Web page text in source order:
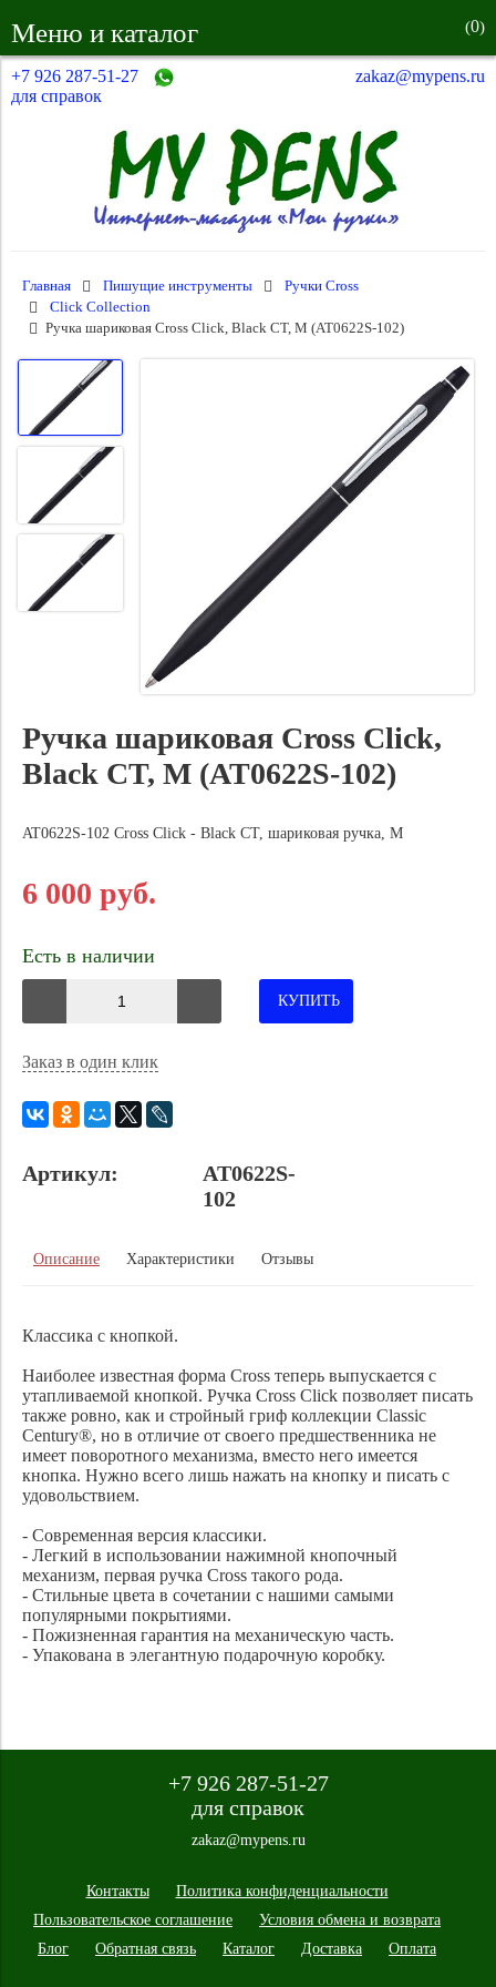
Меню и каталог (0)
+7 926 287-51-27
для справок
zakaz@mypens.ru
Главная Пишущие инструменты
Ручки Cross
Click Collection
Ручка шариковая Cross Click, Black CT, M (AT0622S-102)
Ручка шариковая Cross Click,
Black CT, M (AT0622S-102)
AT0622S-102 Cross Click - Black CT, шариковая ручка, M
6 000 руб.
Есть в наличии
КУПИТЬ
Заказ в один клик
Артикул:
AT0622S-
102
Описание Характеристики Отзывы
Классика с кнопкой.
Наиболее известная форма Cross теперь выпускается с
утапливаемой кнопкой. Ручка Cross Click позволяет писать
также ровно, как и стройный гриф коллекции Classic
Century®, но в отличие от своего предшественника не
имеет поворотного механизма, вместо него имеется
кнопка. Нужно всего лишь нажать на кнопку и писать с
удовольствием.
- Современная версия классики.
- Легкий в использовании нажимной кнопочный
механизм, первая ручка Cross такого рода.
- Стильные цвета в сочетании с нашими самыми
популярными покрытиями.
- Пожизненная гарантия на механическую часть.
- Упакована в элегантную подарочную коробку.
+7 926 287-51-27
для справок
zakaz@mypens.ru
Контакты
Политика конфиденциальности
Пользовательское соглашение
Условия обмена и возврата
Блог
Обратная связь Каталог Доставка Оплата